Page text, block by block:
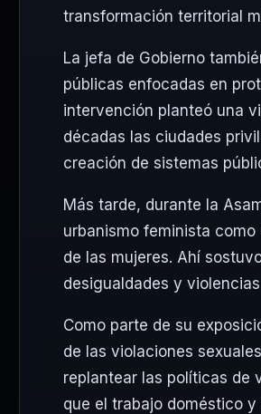
transformación territorial
La jefa de Gobierno
públicas enfocadas en
intervención planteó una
décadas las ciudades
creación de sistemas
Más tarde, durante la
urbanismo feminista
de las mujeres. Ahí
desigualdades y
Como parte de su
de las violaciones
replantear las políticas de
que el trabajo doméstico